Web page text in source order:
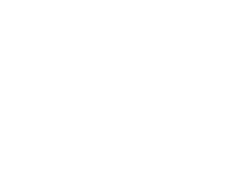
a kedvencekhez